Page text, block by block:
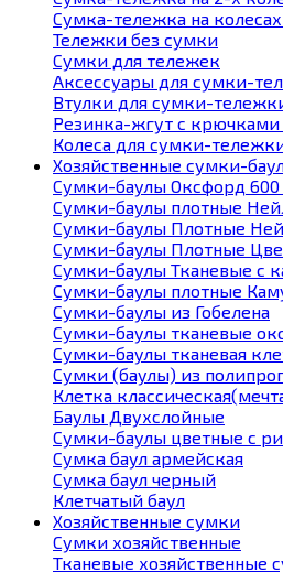
Сумка-тележка на
Тележки без сумки
Сумки для тележек
Аксессуары для сумки-
Втулки для сумки-
Резинка-жгут с
Колеса для сумки-
Хозяйственные сумки-
Сумки-баулы Оксфорд 600
Сумки-баулы плотные
Сумки-баулы Плотные
Сумки-баулы Плотные
Сумки-баулы Тканевые с
Сумки-баулы плотные
Сумки-баулы из Гобелена
Сумки-баулы тканевые
Сумки-баулы тканевая
Сумки (баулы) из
Клетка
Баулы Двухслойные
Сумки-баулы цветные с
Сумка баул армейская
Сумка баул черный
Клетчатый баул
Хозяйственные сумки
Сумки хозяйственные
Тканевые хозяйственные